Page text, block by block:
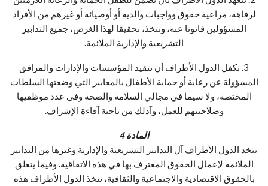
لرفاهه، مراعية حقوق وواجبات والديه أو أوصيائه أو غيرهم من الأفراد
المسؤولين قانونا عنه، وتتخذ، تحقيقا لهذا الغرض، جميع التدابير
التشريعية والإدارية الملائمة.
3. تكفل الدول الأطراف أن تتقيد المؤسسات والإدارات والمرافق
المسؤولة عن رعاية أو حماية الأطفال بالمعايير التي وضعتها السلطات
المختصة، ولا سيما في مجالي السلامة والصحة وفى عدد موظفيها
وصلاحيتهم للعمل، وآذلك من ناحية آفاءة الإشراف.
المادة 4
تتخذ الدول الأطراف آل التدابير التشريعية والإدارية وغيرها من التدابير
الملائمة لإعمال الحقوق المعترف بها في هذه الاتفاقية. وفيما يتعلق
بالحقوق الاقتصادية والاجتماعية والثقافية، تتخذ الدول الأطراف هذه